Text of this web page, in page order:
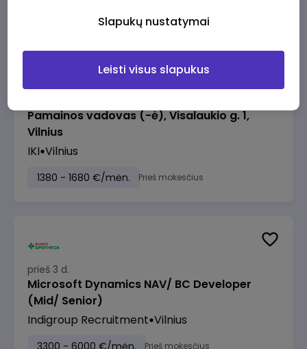
Pamainos vadovas (-ė), Visalaukio g. 1,
Vilnius
IKI Vilnius
1380 - 1680 €/mėn. Prieš mokesčius
prieš 3 d.
Microsoft Dynamics NAV/ BC Developer
(Mid/ Senior)
Indigroup Recruitment Vilnius
3300 - 6000 €/mėn. Prieš mokesčius
Slapukų nustatymai
Leisti visus slapukus